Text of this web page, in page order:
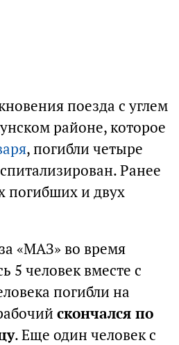
поезда с углем
районе, которое
, погибли четыре
Ранее
погибших и двух
«МАЗ» во время
5 человек вместе с
погибли на
скончался по
. Еще один человек с